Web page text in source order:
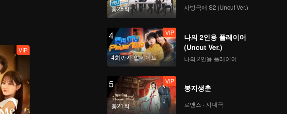
VIP
총25회 사방극애 S2 (Uncut Ver.)
4
4회까지 업데이트
VIP
나의 2인용 플레이어
(Uncut Ver.)
나의 2인용 플레이어
5
총21회
VIP
봉지생춘
로맨스 · 시대극